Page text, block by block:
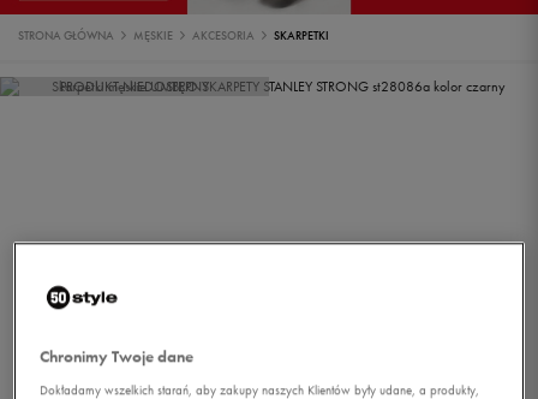
STRONA GŁÓWNA MĘSKIE AKCESORIA SKARPETKI
PRODUKT NIEDOSTĘPNY
Chronimy Twoje dane
Dokładamy wszelkich starań, aby zakupy naszych Klientów były udane, a produkty,